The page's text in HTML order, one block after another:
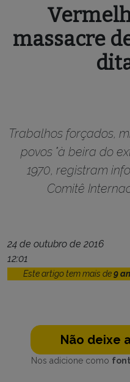
massacre
Trabalhos forçados,
povos "à beira do
1970, registram
Comitê
24 de outubro de 2016
12:01
Este artigo tem mais de9
Não deixe
Nos adicione como